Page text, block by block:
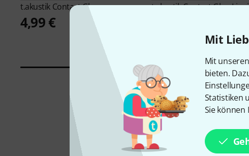
Mit
Mit
bieten.
Statistiken
Sie
t.akustik Contact Glue
4,99 €
t.akustikContact Glue